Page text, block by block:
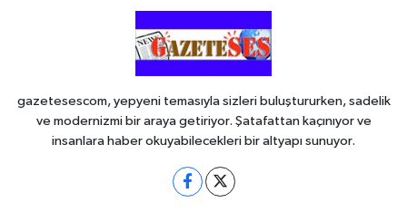
gazetesescom, yepyeni temasıyla sizleri buluştururken, sadelik
ve modernizmi bir araya getiriyor. Şatafattan kaçınıyor ve
insanlara haber okuyabilecekleri bir altyapı sunuyor.